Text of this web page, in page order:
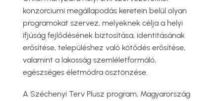
konzorciumi megállapodás keretein belül olyan
programokat szervez, melyeknek célja a helyi
ifjúság fejlődésének biztosítása, identitásának
erősítése, településhez való kötődés erősítése,
valamint a lakosság szemléletformáló,
egészséges életmódra ösztönzése.
A Széchenyi Terv Plusz program, Magyarország